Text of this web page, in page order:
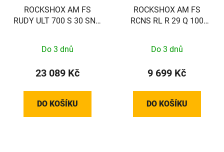
ROCKSHOX AM FS
RUDY ULT 700 S 30 SND
Do 3 dnů
23 089 Kč
DO KOŠÍKU
ROCKSHOX AM FS
RCNS RL R 29 Q 100
Do 3 dnů
9 699 Kč
DO KOŠÍKU